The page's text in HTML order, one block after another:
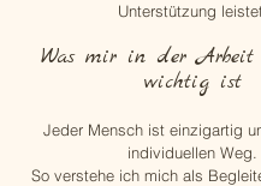
Unterstützung
Was mir in der Arbeit
wichtig ist
Jeder Mensch ist einzigartig
individuellen Weg.
So verstehe ich mich als